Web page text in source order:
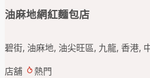
油麻地網紅麵包店
碧街, 油麻地, 油尖旺區, 九龍, 香港,
店舖
熱門